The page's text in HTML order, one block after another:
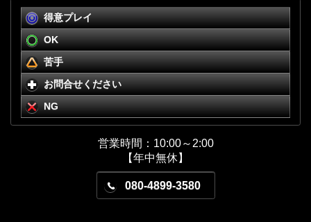
得意プレイ
OK
苦手
お問合せください
NG
営業時間：10:00～2:00
【年中無休】
080-4899-3580